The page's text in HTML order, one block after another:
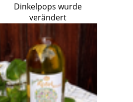
Dinkelpops wurde
verändert